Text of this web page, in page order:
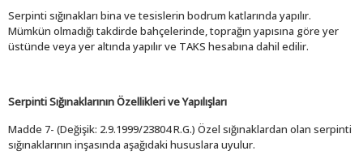
Serpinti sığınakları bina ve tesislerin bodrum katlarında yapılır.
Mümkün olmadığı takdirde bahçelerinde, toprağın yapısına göre yer
üstünde veya yer altında yapılır ve TAKS hesabına dahil edilir.
Serpinti Sığınaklarının Özellikleri ve Yapılışları
Madde 7- (Değişik: 2.9.1999/23804 R.G.) Özel sığınaklardan olan serpinti
sığınaklarının inşasında aşağıdaki hususlara uyulur.